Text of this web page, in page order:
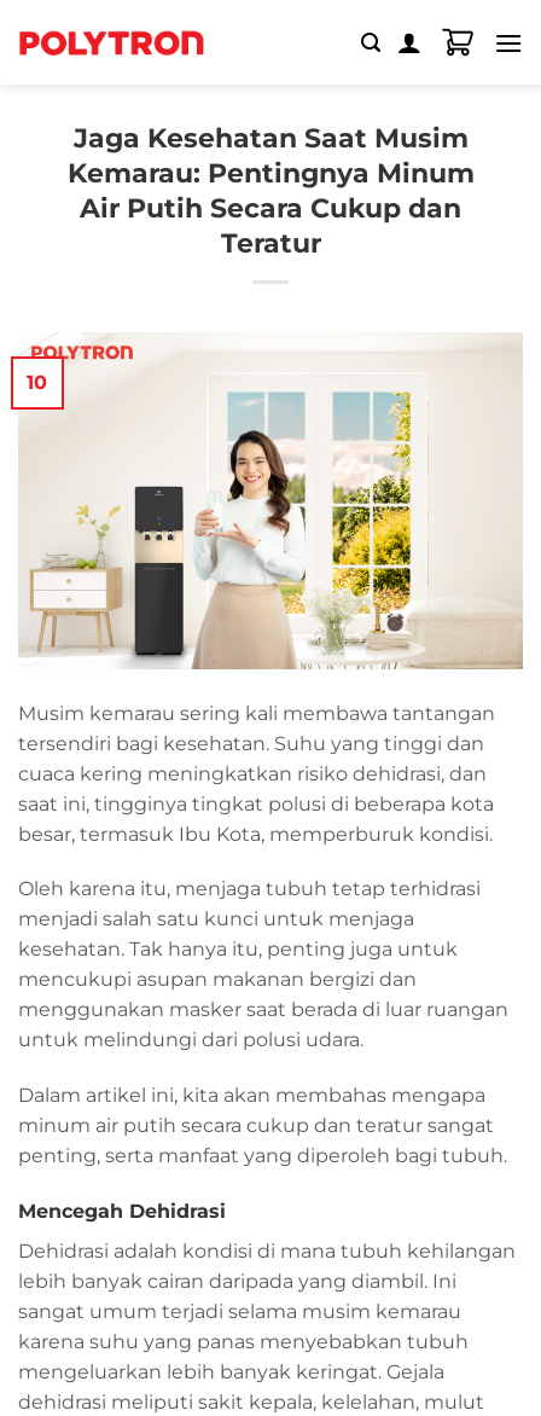
Jaga Kesehatan Saat Musim
Kemarau: Pentingnya Minum
Air Putih Secara Cukup dan
Teratur
10
Musim kemarau sering kali membawa tantangan
tersendiri bagi kesehatan. Suhu yang tinggi dan
cuaca kering meningkatkan risiko dehidrasi, dan
saat ini, tingginya tingkat polusi di beberapa kota
besar, termasuk Ibu Kota, memperburuk kondisi.
Oleh karena itu, menjaga tubuh tetap terhidrasi
menjadi salah satu kunci untuk menjaga
kesehatan. Tak hanya itu, penting juga untuk
mencukupi asupan makanan bergizi dan
menggunakan masker saat berada di luar ruangan
untuk melindungi dari polusi udara.
Dalam artikel ini, kita akan membahas mengapa
minum air putih secara cukup dan teratur sangat
penting, serta manfaat yang diperoleh bagi tubuh.
Mencegah Dehidrasi
Dehidrasi adalah kondisi di mana tubuh kehilangan
lebih banyak cairan daripada yang diambil. Ini
sangat umum terjadi selama musim kemarau
karena suhu yang panas menyebabkan tubuh
mengeluarkan lebih banyak keringat. Gejala
dehidrasi meliputi sakit kepala, kelelahan, mulut